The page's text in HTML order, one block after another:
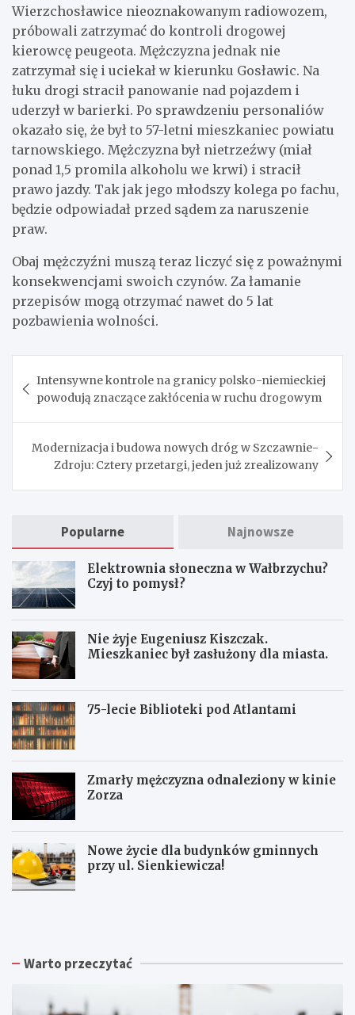
Wierzchosławice nieoznakowanym radiowozem,
próbowali zatrzymać do kontroli drogowej
kierowcę peugeota. Mężczyzna jednak nie
zatrzymał się i uciekał w kierunku Gosławic. Na
łuku drogi stracił panowanie nad pojazdem i
uderzył w barierki. Po sprawdzeniu personaliów
okazało się, że był to 57-letni mieszkaniec powiatu
tarnowskiego. Mężczyzna był nietrzeźwy (miał
ponad 1,5 promila alkoholu we krwi) i stracił
prawo jazdy. Tak jak jego młodszy kolega po fachu,
będzie odpowiadał przed sądem za naruszenie
praw.
Obaj mężczyźni muszą teraz liczyć się z poważnymi
konsekwencjami swoich czynów. Za łamanie
przepisów mogą otrzymać nawet do 5 lat
pozbawienia wolności.
wpisu
Intensywne kontrole na granicy polsko-niemieckiej
powodują znaczące zakłócenia w ruchu drogowym
Modernizacja i budowa nowych dróg w Szczawnie-
Zdroju: Cztery przetargi, jeden już zrealizowany
Popularne Najnowsze
Elektrownia słoneczna w Wałbrzychu?
Czyj to pomysł?
Nie żyje Eugeniusz Kiszczak.
Mieszkaniec był zasłużony dla miasta.
75-lecie Biblioteki pod Atlantami
Zmarły mężczyzna odnaleziony w kinie
Zorza
Nowe życie dla budynków gminnych
przy ul. Sienkiewicza!
Z
k
W
z
W
z Warto przeczytać